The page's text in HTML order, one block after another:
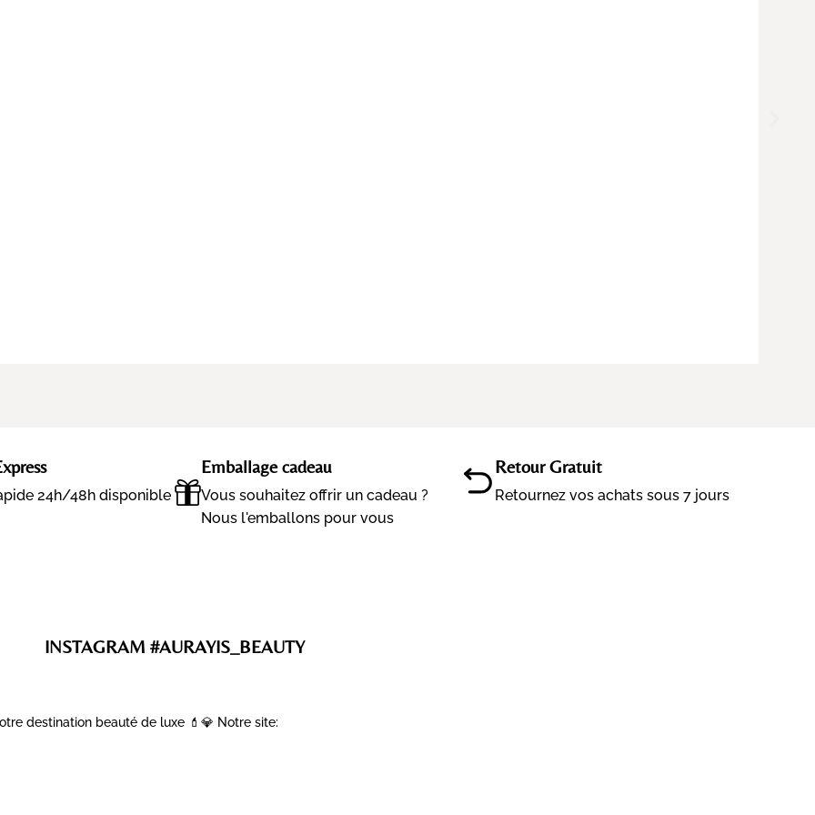
24h/48h disponible
Emballage cadeau
Vous souhaitez offrir un cadeau ?
Nous l'emballons pour vous
Retour Gratuit
Retournez vos achats sous 7 jours
INSTAGRAM #AURAYIS_BEAUTY
destination beauté de luxe 💄💎 Notre site: